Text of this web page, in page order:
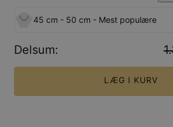
45 cm - 50 cm - Mest populære
Delsum:
LÆG I KURV